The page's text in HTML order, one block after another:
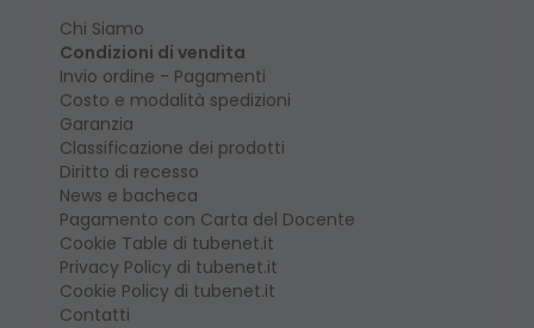
Chi Siamo
Condizioni di vendita
Invio ordine - Pagamenti
Costo e modalità spedizioni
Garanzia
Classificazione dei prodotti
Diritto di recesso
News e bacheca
Pagamento con Carta del Docente
Cookie Table di tubenet.it
Privacy Policy di tubenet.it
Cookie Policy di tubenet.it
Contatti